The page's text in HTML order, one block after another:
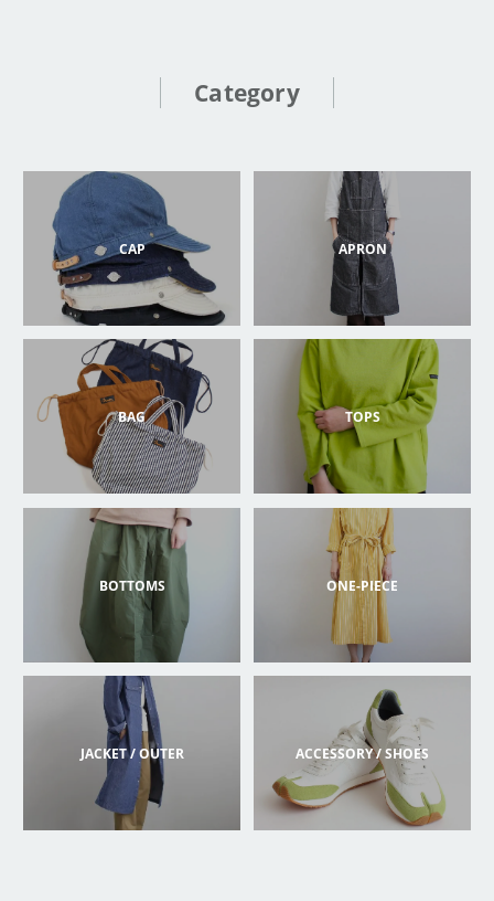
Category
CAP APRON
BAG TOPS
BOTTOMS ONE-PIECE
JACKET / OUTER ACCESSORY / SHOES